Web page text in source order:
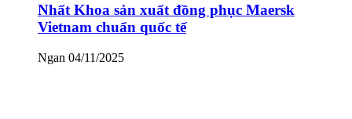
Nhất Khoa sản xuất đồng phục Maersk
Vietnam chuẩn quốc tế
Ngan 04/11/2025